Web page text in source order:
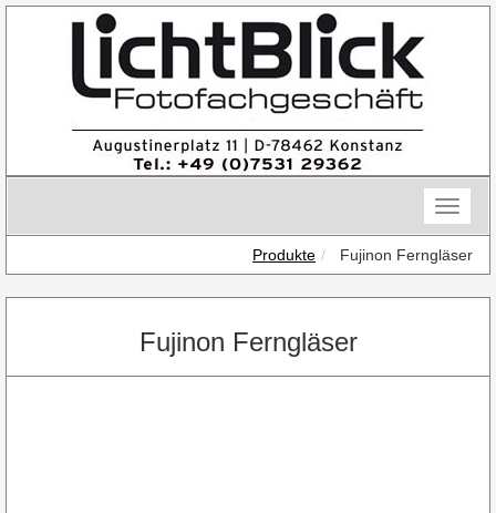
Toggle
Produkte
Fujinon Ferngläser
Fujinon Ferngläser